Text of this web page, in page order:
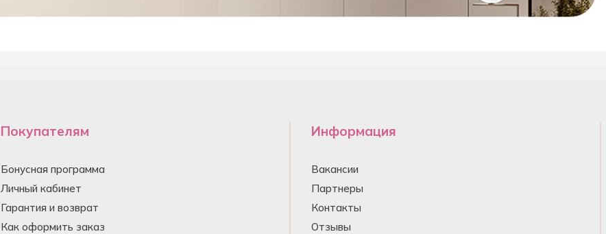
Покупателям
Бонусная программа
Личный кабинет
Гарантия и возврат
Как оформить заказ
Информация
Вакансии
Партнеры
Контакты
Отзывы